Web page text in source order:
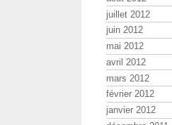
juillet 2012
juin 2012
mai 2012
avril 2012
mars 2012
février 2012
janvier 2012